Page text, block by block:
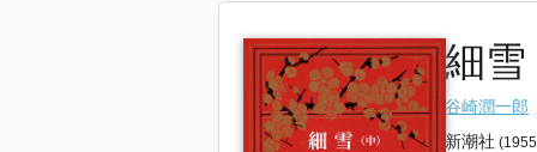
細雪
谷崎潤一郎
新潮社